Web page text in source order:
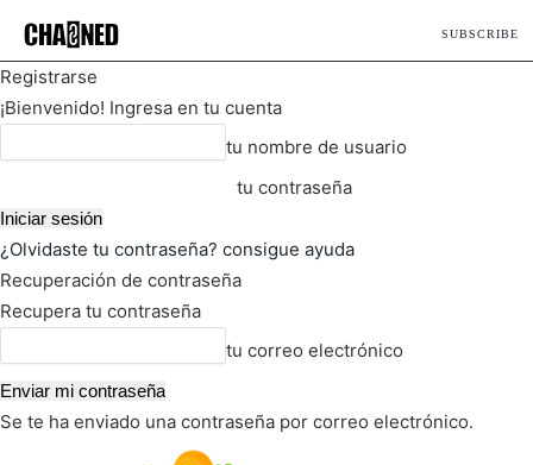
SUBSCRIBE
Registrarse
¡Bienvenido! Ingresa en tu cuenta
tu nombre de usuario
tu contraseña
¿Olvidaste tu contraseña? consigue ayuda
Recuperación de contraseña
Recupera tu contraseña
tu correo electrónico
Se te ha enviado una contraseña por correo electrónico.